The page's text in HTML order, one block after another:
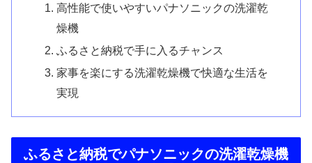
高性能で使いやすいパナソニックの洗濯乾
燥機
ふるさと納税で手に入るチャンス
家事を楽にする洗濯乾燥機で快適な生活を
実現
ふるさと納税でパナソニックの洗濯乾燥機